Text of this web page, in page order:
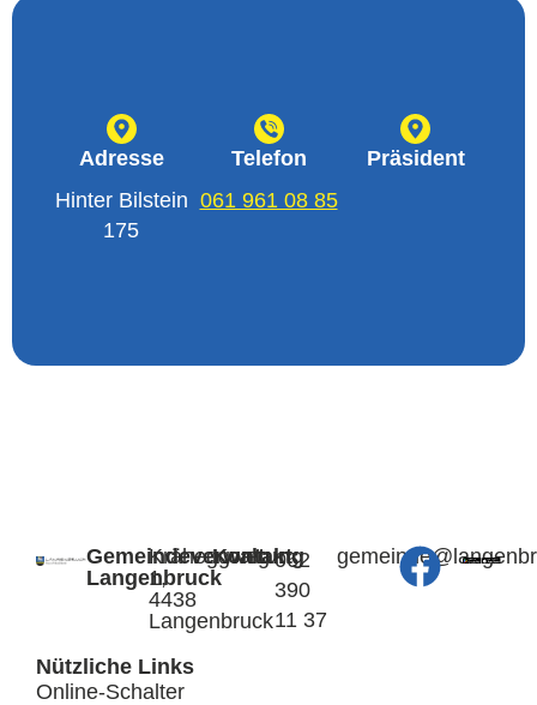
Adresse
Hinter Bilstein
175
Telefon
061 961 08 85
Präsident
Gemeindeverwaltung
Langenbruck
Kräheggweg
1,
4438
Langenbruck
Kontakt:
062
390
11 37
@edniemeg
Nützliche Links
Online-Schalter